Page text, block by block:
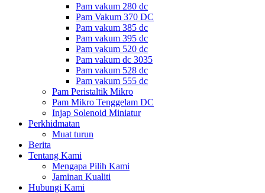
Pam vakum 280 dc
Pam Vakum 370 DC
Pam vakum 385 dc
Pam vakum 395 dc
Pam vakum 520 dc
Pam vakum dc 3035
Pam vakum 528 dc
Pam vakum 555 dc
Pam Peristaltik Mikro
Pam Mikro Tenggelam DC
Injap Solenoid Miniatur
Perkhidmatan
Muat turun
Berita
Tentang Kami
Mengapa Pilih Kami
Jaminan Kualiti
Hubungi Kami